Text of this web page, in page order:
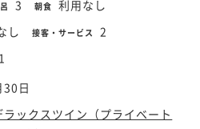
3 朝食 利用なし
し 接客・サービス 2
1
日
ラックスツイン（プライベート